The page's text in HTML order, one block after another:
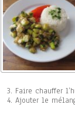
Faire chauffer
Ajouter le